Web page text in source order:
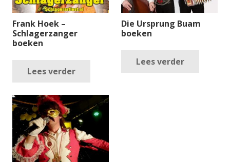
Frank Hoek –
Schlagerzanger
boeken
Lees verder
Die Ursprung Buam
boeken
Lees verder